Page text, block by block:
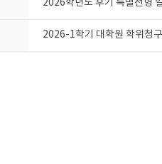
2026학년도 후기 특별전형
2026-1학기 대학원 학위청